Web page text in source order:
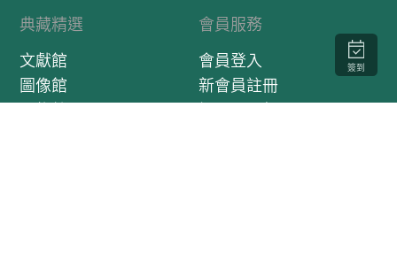
典藏精選
文獻館
圖像館
會員服務
會員登入
新會員註冊
簽到